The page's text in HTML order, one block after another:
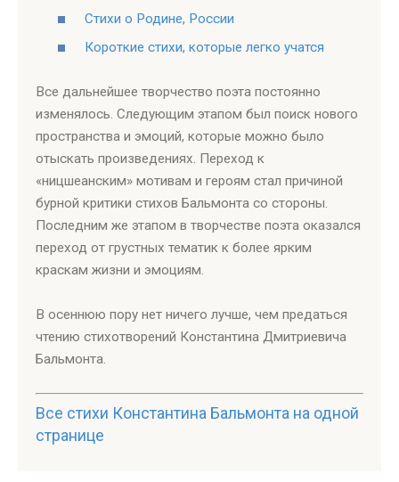
Стихи о Родине, России
Короткие стихи, которые легко учатся
Все дальнейшее творчество поэта постоянно
изменялось. Следующим этапом был поиск нового
пространства и эмоций, которые можно было
отыскать произведениях. Переход к
«ницшеанским» мотивам и героям стал причиной
бурной критики стихов Бальмонта со стороны.
Последним же этапом в творчестве поэта оказался
переход от грустных тематик к более ярким
краскам жизни и эмоциям.
В осеннюю пору нет ничего лучше, чем предаться
чтению стихотворений Константина Дмитриевича
Бальмонта.
Все стихи Константина Бальмонта на одной
странице